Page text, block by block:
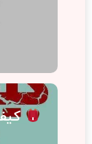
کیف نجات